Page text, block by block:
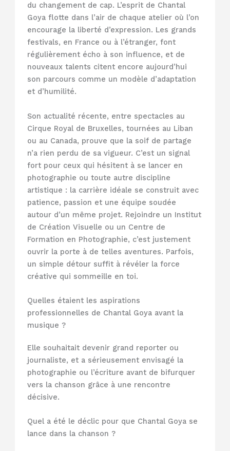
du changement de cap. L’esprit de Chantal
Goya flotte dans l’air de chaque atelier où l’on
encourage la liberté d’expression. Les grands
festivals, en France ou à l’étranger, font
régulièrement écho à son influence, et de
nouveaux talents citent encore aujourd’hui
son parcours comme un modèle d’adaptation
et d’humilité.
Son actualité récente, entre spectacles au
Cirque Royal de Bruxelles, tournées au Liban
ou au Canada, prouve que la soif de partage
n’a rien perdu de sa vigueur. C’est un signal
fort pour ceux qui hésitent à se lancer en
photographie ou toute autre discipline
artistique : la carrière idéale se construit avec
patience, passion et une équipe soudée
autour d’un même projet. Rejoindre un Institut
de Création Visuelle ou un Centre de
Formation en Photographie, c’est justement
ouvrir la porte à de telles aventures. Parfois,
un simple détour suffit à révéler la force
créative qui sommeille en toi.
Quelles étaient les aspirations
professionnelles de Chantal Goya avant la
musique ?
Elle souhaitait devenir grand reporter ou
journaliste, et a sérieusement envisagé la
photographie ou l’écriture avant de bifurquer
vers la chanson grâce à une rencontre
décisive.
Quel a été le déclic pour que Chantal Goya se
lance dans la chanson ?